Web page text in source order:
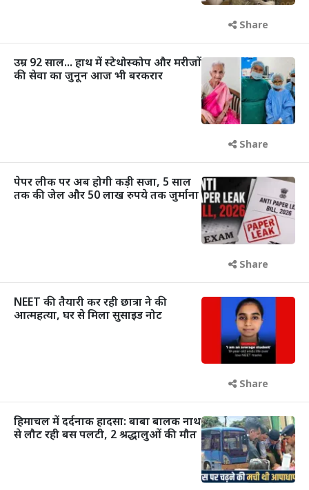
Share
उम्र 92 साल... हाथ में स्टेथोस्कोप और मरीजों
की सेवा का जुनून आज भी बरकरार
Share
पेपर लीक पर अब होगी कड़ी सजा, 5 साल
तक की जेल और 50 लाख रुपये तक जुर्माना
Share
NEET की तैयारी कर रही छात्रा ने की
आत्महत्या, घर से मिला सुसाइड नोट
Share
हिमाचल में दर्दनाक हादसा: बाबा बालक नाथ
से लौट रही बस पलटी, 2 श्रद्धालुओं की मौत